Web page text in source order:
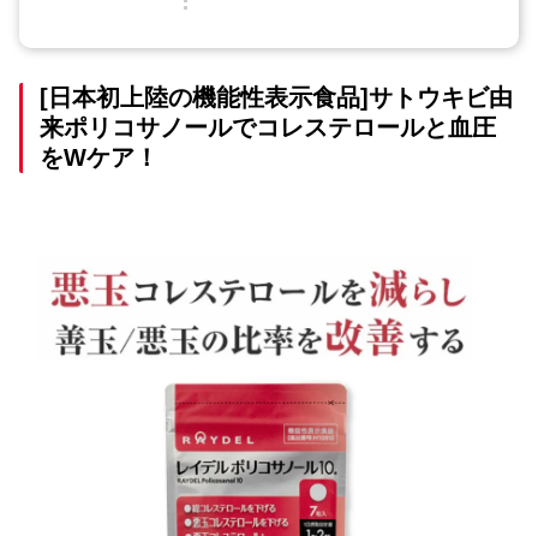
[日本初上陸の機能性表示食品]サトウキビ由
来ポリコサノールでコレステロールと血圧
をWケア！